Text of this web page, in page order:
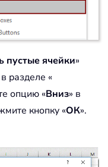
пустые ячейки»
в разделе «
опцию «Вниз» в
кнопку «ОК».